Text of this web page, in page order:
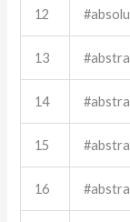
12
13
14
15
16